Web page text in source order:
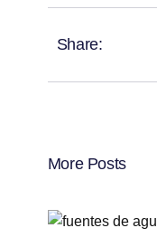
Share:
More Posts